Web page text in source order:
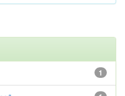
1